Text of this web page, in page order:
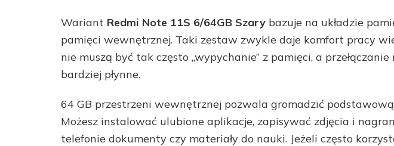
Wariant Redmi Note 11S 6/64GB Szary bazuje na układzie
pamięci wewnętrznej. Taki zestaw zwykle daje komfort pracy
nie muszą być tak często „wypychanie” z pamięci, a
bardziej płynne.
64 GB przestrzeni wewnętrznej pozwala gromadzić
Możesz instalować ulubione aplikacje, zapisywać zdjęcia i
telefonie dokumenty czy materiały do nauki. Jeżeli często